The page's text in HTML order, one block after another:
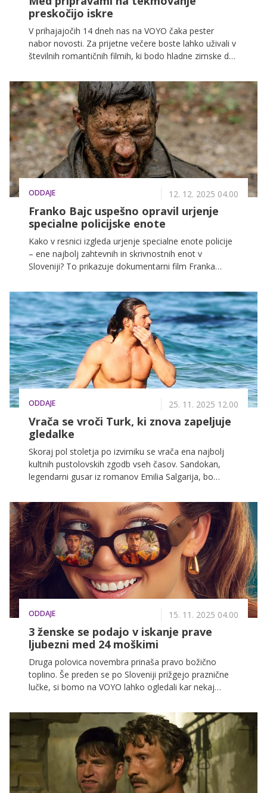
preskočijo iskre
V prihajajočih 14 dneh nas na VOYO čaka pester
nabor novosti. Za prijetne večere boste lahko uživali v
številnih romantičnih filmih, ki bodo hladne zimske dni
saj nas čakajo tudi številni razburljivi športni dogodki.
ODDAJE 12. 12. 2025 04.00
Franko Bajc uspešno opravil urjenje
specialne policijske enote
Kako v resnici izgleda urjenje specialne enote policije
– ene najbolj zahtevnih in skrivnostnih enot v
Sloveniji? To prikazuje dokumentarni film Franka
VOYO. Franko se je pet dni družil s pripravniki
Specialne enote slovenske policije in na lastni koži
preizkusil, ali bi zmogel postati eden izmed njih.
ODDAJE 25. 11. 2025 12.00
Vrača se vroči Turk, ki znova zapeljuje
gledalke
Skoraj pol stoletja po izvirniku se vrača ena najbolj
kultnih pustolovskih zgodb vseh časov. Sandokan,
legendarni gusar iz romanov Emilia Salgarija, bo
desetletja. Pričakujte epsko pripoved, romantične
strasti in produkcijo na najvišjem nivoju, serijo pa si
bomo na VOYO lahko ogledali le dan po svetovni
premieri! Že v torek, 2. decembra, namreč ekskluzivno
na VOYO prihajata prva dva dela.
ODDAJE 15. 11. 2025 04.00
3 ženske se podajo v iskanje prave
ljubezni med 24 moškimi
Druga polovica novembra prinaša pravo božično
toplino. Še preden se po Sloveniji prižgejo praznične
lučke, si bomo na VOYO lahko ogledali kar nekaj
prihaja na VOYO!